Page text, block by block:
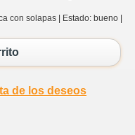
con solapas | Estado: bueno |
de los deseos